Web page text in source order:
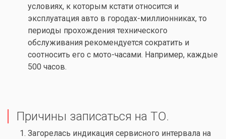
условиях, к которым кстати относится и
эксплуатация авто в городах-миллионниках, то
периоды прохождения технического
обслуживания рекомендуется сократить и
соотносить его с мото-часами. Например, каждые
500 часов.
Причины записаться на ТО.
Загорелась индикация сервисного интервала на